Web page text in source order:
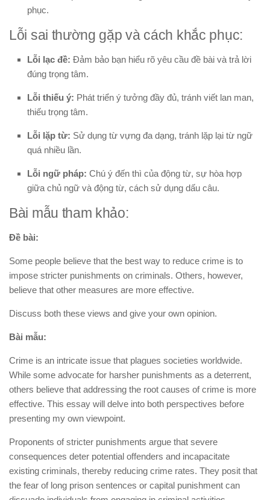
phục.
Lỗi sai thường gặp và cách khắc phục:
Lỗi lạc đề: Đảm bảo bạn hiểu rõ yêu cầu đề bài và trả lời
đúng trọng tâm.
Lỗi thiếu ý: Phát triển ý tưởng đầy đủ, tránh viết lan man,
thiếu trọng tâm.
Lỗi lặp từ: Sử dụng từ vựng đa dạng, tránh lặp lại từ ngữ
quá nhiều lần.
Lỗi ngữ pháp: Chú ý đến thì của động từ, sự hòa hợp
giữa chủ ngữ và động từ, cách sử dụng dấu câu.
Bài mẫu tham khảo:
Đề bài:
Some people believe that the best way to reduce crime is to
impose stricter punishments on criminals. Others, however,
believe that other measures are more effective.
Discuss both these views and give your own opinion.
Bài mẫu:
Crime is an intricate issue that plagues societies worldwide.
While some advocate for harsher punishments as a deterrent,
others believe that addressing the root causes of crime is more
effective. This essay will delve into both perspectives before
presenting my own viewpoint.
Proponents of stricter punishments argue that severe
consequences deter potential offenders and incapacitate
existing criminals, thereby reducing crime rates. They posit that
the fear of long prison sentences or capital punishment can